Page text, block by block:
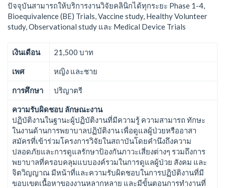
ปัจจุบันสามารถให้บริการงานวิจัยคลินิกได้ทุกระยะ Phase 1-4,
Bioequivalence (BE) Trials, Vaccine study, Healthy Volunteer
study, Observational study และ Medical Device Trials
เงินเดือน 21,500 บาท
เพศ หญิง และชาย
การศึกษา ปริญาตรี
ความรับผิดชอบ ลักษณะงาน
ปฏิบัติงานในฐานะผู้ปฏิบัติงานที่มีความรู้ ความสามารถ ทักษะ
ในงานด้านการพยาบาลปฏิบัติงาน เพื่อดูแลผู้ป่วยหรืออาสา
สมัครที่เข้าร่วมโครงการวิจัยในสถาบันโดยคำนึงถึงความ
ปลอดภัยและการดูแลรักษาป้องกันภาวะเสี่ยงต่างๆ รวมถึงการ
พยาบาลที่ครอบคลุมแบบองค์รวมในการดูแลผู้ป่วย สังคม และ
จิตวิญญาณ มีหน้าที่และความรับผิดชอบในการปฏิบัติงานที่มี
ขอบเขตเนื้อหาของงานหลากหลาย และมีขั้นตอนการทำงานที่